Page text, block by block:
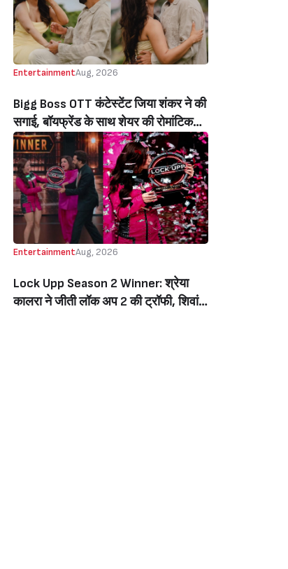
An NGO Will Builds Homes For 500
Flood Affected People In Assam)
EntertainmentAug, 2026
Bigg Boss OTT कंटेस्टेंट जिया शंकर ने की
सगाई, बॉयफ्रेंड के साथ शेयर की रोमांटिक
तस्वीरें, लिखा इमोशनल नोट (Jiya Shankar
Gets Engaged To Boyfriend Kaaran
Dhanak, Shares Dreamy Photos
From The Proposal, Writes
Emotional Note)
EntertainmentAug, 2026
Lock Upp Season 2 Winner: श्रेया
कालरा ने जीती लॉक अप 2 की ट्रॉफी, शिवांगी